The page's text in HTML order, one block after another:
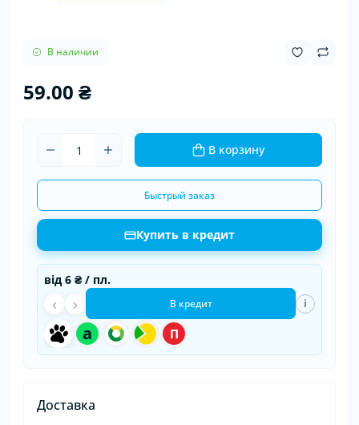
В наличии
59.00 ₴
В корзину
Быстрый заказ
Купить в кредит
від 6 ₴ / пл.
‹
a
П
› В кредит i
Доставка